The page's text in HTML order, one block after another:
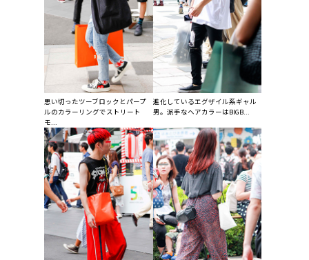
思い切ったツーブロックとパープ
ルのカラーリングでストリート
モ...
進化しているエグザイル系ギャル
男。派手なヘアカラーはBIGB...